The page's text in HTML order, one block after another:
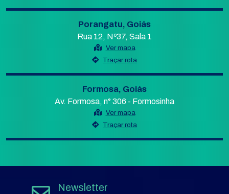
Porangatu, Goiás
Rua 12, Nº37, Sala 1
Ver mapa
Traçar rota
Formosa, Goiás
Av. Formosa, n° 306 - Formosinha
Ver mapa
Traçar rota
Newsletter